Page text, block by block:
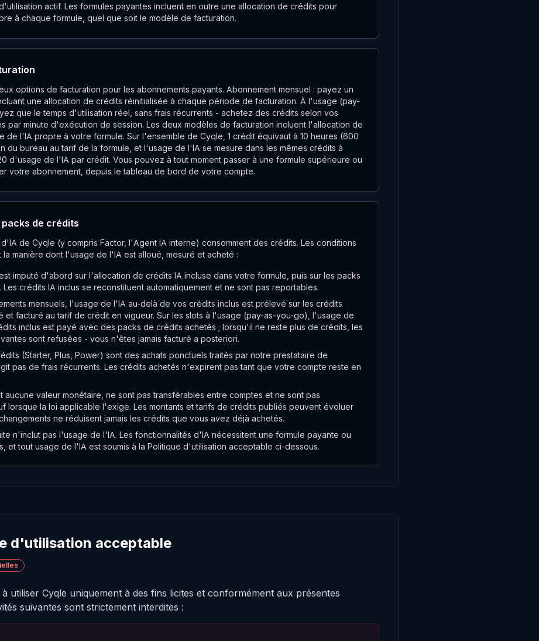
actif. Les formules payantes incluent en outre une allocation de crédits pour
à chaque formule, quel que soit le modèle de facturation.
options de facturation pour les abonnements payants. Abonnement mensuel : payez un
une allocation de crédits réinitialisée à chaque période de facturation. À l'usage (pay-
que le temps d'utilisation réel, sans frais récurrents - achetez des crédits selon vos
par minute d'exécution de session. Les deux modèles de facturation incluent l'allocation de
de l'IA propre à votre formule. Sur l'ensemble de Cyqle, 1 crédit équivaut à 10 heures (600
du bureau au tarif de la formule, et l'usage de l'IA se mesure dans les mêmes crédits à
d'usage de l'IA par crédit. Vous pouvez à tout moment passer à une formule supérieure ou
votre abonnement, depuis le tableau de bord de votre compte.
de crédits
de Cyqle (y compris Factor, l'Agent IA interne) consomment des crédits. Les conditions
la manière dont l'usage de l'IA est alloué, mesuré et acheté :
imputé d'abord sur l'allocation de crédits IA incluse dans votre formule, puis sur les packs
crédits IA inclus se reconstituent automatiquement et ne sont pas reportables.
mensuels, l'usage de l'IA au-delà de vos crédits inclus est prélevé sur les crédits
et facturé au tarif de crédit en vigueur. Sur les slots à l'usage (pay-as-you-go), l'usage de
inclus est payé avec des packs de crédits achetés ; lorsqu'il ne reste plus de crédits, les
sont refusées - vous n'êtes jamais facturé a posteriori.
(Starter, Plus, Power) sont des achats ponctuels traités par notre prestataire de
pas de frais récurrents. Les crédits achetés n'expirent pas tant que votre compte reste en
aucune valeur monétaire, ne sont pas transférables entre comptes et ne sont pas
lorsque la loi applicable l'exige. Les montants et tarifs de crédits publiés peuvent évoluer
ne réduisent jamais les crédits que vous avez déjà achetés.
n'inclut pas l'usage de l'IA. Les fonctionnalités d'IA nécessitent une formule payante ou
et tout usage de l'IA est soumis à la Politique d'utilisation acceptable ci-dessous.
d'utilisation acceptable
utiliser Cyqle uniquement à des fins licites et conformément aux présentes
suivantes sont strictement interdites :